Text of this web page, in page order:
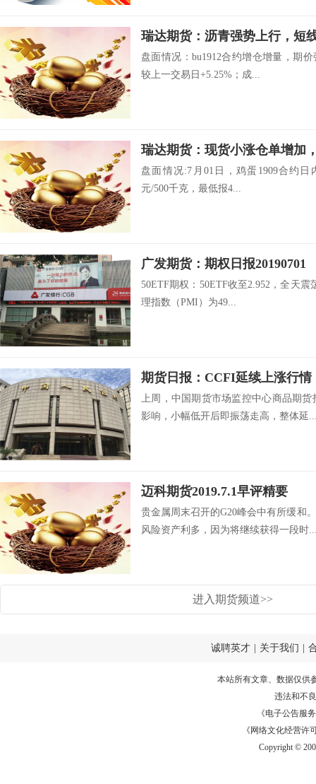
瑞达期货：沥青强势上行，短
盘面情况：bu1912合约增仓增量，期
较上一交易日+5.25%；成...
瑞达期货：现货小涨仓单增加
盘面情况:7月01日，鸡蛋1909合约日
元/500千克，最低报4...
广发期货：期权日报20190701
50ETF期权：50ETF收至2.952，全天
理指数（PMI）为49...
期货日报：CCFI延续上涨行情
上周，中国期货市场监控中心商品期
影响，小幅低开后即振荡走高，整体延
迈科期货2019.7.1早评精要
贵金属周末召开的G20峰会中有所缓和
风险资产利多，因为将继续获得一段时
进入期货频道>>
诚聘英才 关于我们
本站所有文章、数据仅供
违法和不
《电子公告服务
《网络文化经营许
Copyright ©